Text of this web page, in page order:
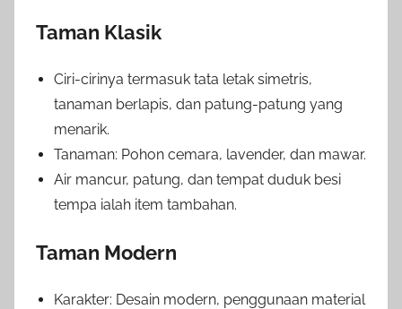
Taman Klasik
Ciri-cirinya termasuk tata letak simetris,
tanaman berlapis, dan patung-patung yang
menarik.
Tanaman: Pohon cemara, lavender, dan mawar.
Air mancur, patung, dan tempat duduk besi
tempa ialah item tambahan.
Taman Modern
Karakter: Desain modern, penggunaan material